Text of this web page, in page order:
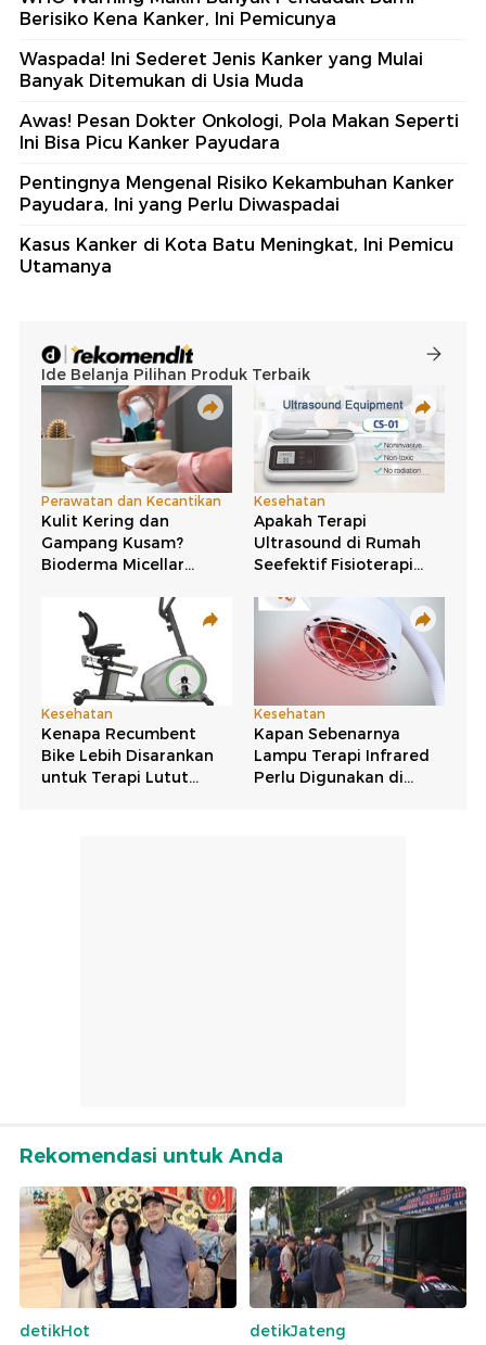
Berisiko Kena Kanker, Ini Pemicunya
Waspada! Ini Sederet Jenis Kanker yang Mulai
Banyak Ditemukan di Usia Muda
Awas! Pesan Dokter Onkologi, Pola Makan Seperti
Ini Bisa Picu Kanker Payudara
Pentingnya Mengenal Risiko Kekambuhan Kanker
Payudara, Ini yang Perlu Diwaspadai
Kasus Kanker di Kota Batu Meningkat, Ini Pemicu
Utamanya
Rekomendasi untuk Anda
detikHot
detikJateng